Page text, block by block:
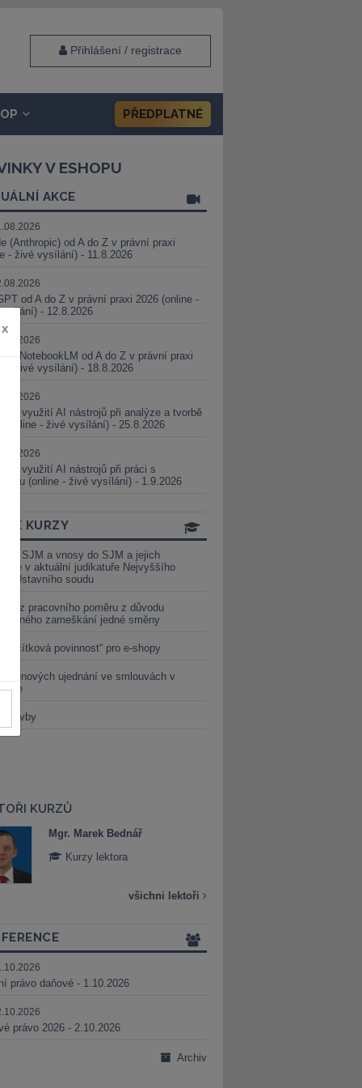
Přihlášení / registrace
PŘEDPLATNÉ
V ESHOPU
AKCE
(Anthropic) od A do Z v právní praxi
- živé vysílání) - 11.8.2026
od A do Z v právní praxi 2026 (online -
- 12.8.2026
a NotebookLM od A do Z v právní praxi
- živé vysílání) - 18.8.2026
využití AI nástrojů při analýze a tvorbě
(online - živé vysílání) - 25.8.2026
využití AI nástrojů při práci s
(online - živé vysílání) - 1.9.2026
KURZY
ze SJM a vnosy do SJM a jejich
v aktuální judikatuře Nejvyššího
a Ústavního soudu
z pracovního poměru z důvodu
zameškání jedné směny
„tlačítková povinnost“ pro e-shopy
cenových ujednání ve smlouvách v
stavby
KURZŮ
Mgr. Marek Bednář
Kurzy lektora
všichni lektoři
právo daňové - 1.10.2026
právo 2026 - 2.10.2026
Archiv
x